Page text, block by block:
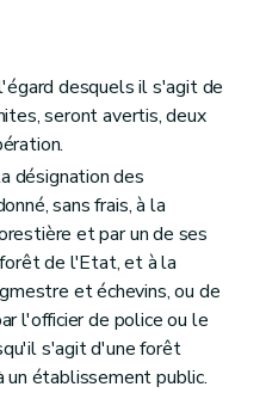
desquels il s'agit de
seront avertis, deux
désignation des
sans frais, à la
et par un de ses
de l'Etat, et à la
et échevins, ou de
l'officier de police ou le
s'agit d'une forêt
un établissement public.